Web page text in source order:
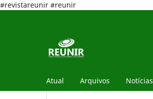
#revistareunir #reunir
Atual Arquivos Notícias